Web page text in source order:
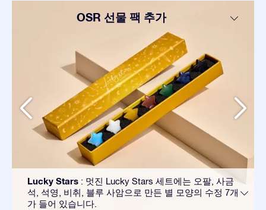
OSR 선물 팩 추가
Lucky Stars : 멋진 Lucky Stars 세트에는 오팔, 사금
석, 석영, 비취, 블루 사암으로 만든 별 모양의 수정 7개
가 들어 있습니다.